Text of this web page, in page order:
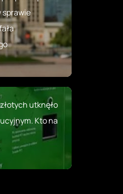
sprawie
utknęło
Kto na